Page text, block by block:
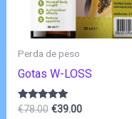
Perda de peso
Gotas W-LOSS
Avaliação
€78.00 O
€39.00O